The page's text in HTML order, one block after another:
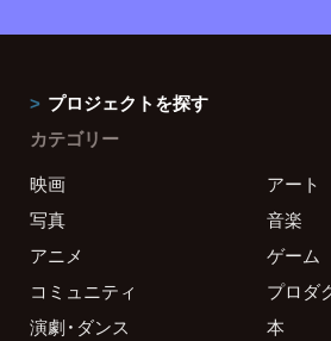
プロジェクトを探す
カテゴリー
映画
アート
写真
音楽
アニメ
ゲーム
コミュニティ
プロダ
演劇・ダンス
本